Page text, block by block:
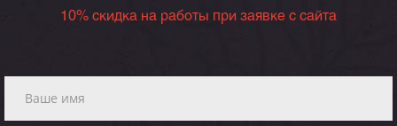
10% скидка на работы при заявке с сайта